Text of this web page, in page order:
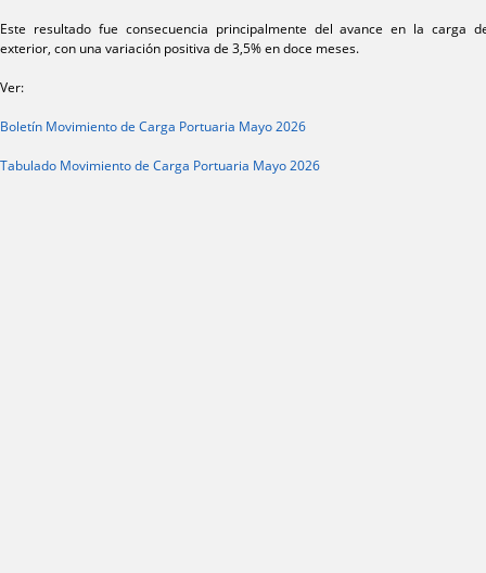
Este resultado fue consecuencia principalmente del avance en la carga
exterior, con una variación positiva de 3,5% en doce meses.
Ver:
Boletín Movimiento de Carga Portuaria Mayo 2026
Tabulado Movimiento de Carga Portuaria Mayo 2026